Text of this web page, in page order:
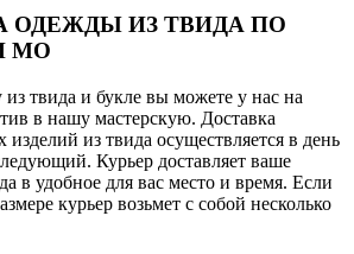
ОДЕЖДЫ ИЗ ТВИДА ПО
МО
твида и букле вы можете у нас на
в нашу мастерскую. Доставка
из твида осуществляется в день
Курьер доставляет ваше
в удобное для вас место и время. Если
курьер возьмет с собой несколько